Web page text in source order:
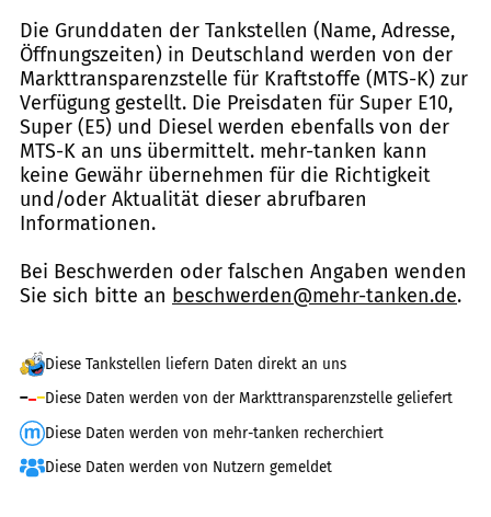
Die Grunddaten der Tankstellen (Name, Adresse,
Öffnungszeiten) in Deutschland werden von der
Markttransparenzstelle für Kraftstoffe (MTS-K) zur
Verfügung gestellt. Die Preisdaten für Super E10,
Super (E5) und Diesel werden ebenfalls von der
MTS-K an uns übermittelt. mehr-tanken kann
keine Gewähr übernehmen für die Richtigkeit
und/oder Aktualität dieser abrufbaren
Informationen.
Bei Beschwerden oder falschen Angaben wenden
Sie sich bitte an beschwerden@mehr-tanken.de.
Diese Tankstellen liefern Daten direkt an uns
Diese Daten werden von der Markttransparenzstelle geliefert
Diese Daten werden von mehr-tanken recherchiert
Diese Daten werden von Nutzern gemeldet